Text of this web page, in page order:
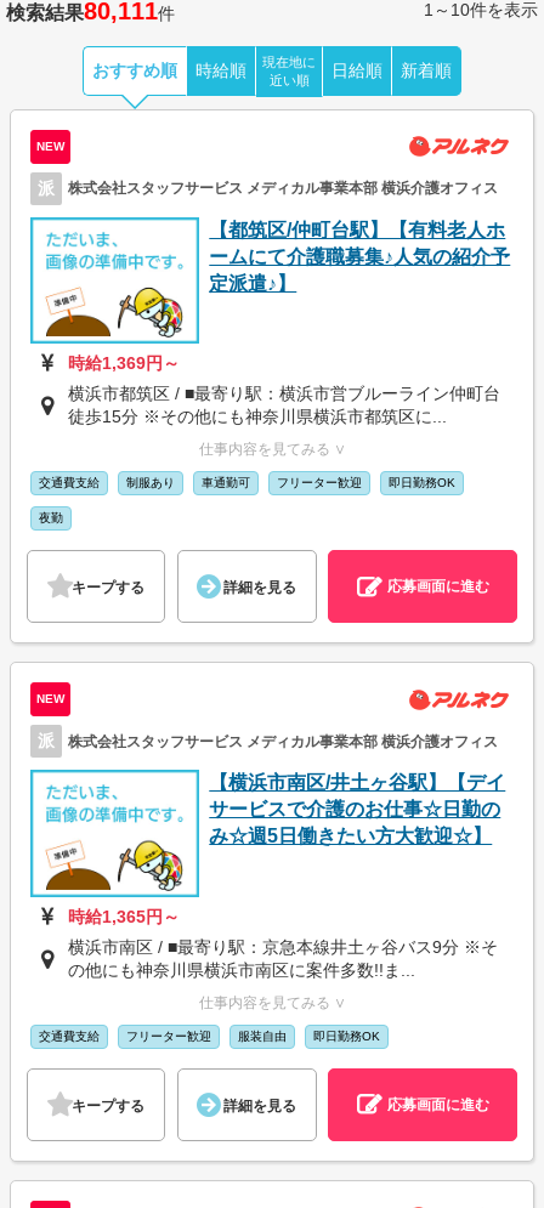
検索結果80,111件 1～10件を表示
おすすめ順 時給順
現在地に
近い順
日給順 新着順
NEW
派 株式会社スタッフサービス メディカル事業本部 横浜介護オフィス
【都筑区/仲町台駅】【有料老人ホ
ームにて介護職募集♪人気の紹介予
定派遣♪】
時給1,369円～
横浜市都筑区 / ■最寄り駅：横浜市営ブルーライン仲町台
徒歩15分 ※その他にも神奈川県横浜市都筑区に...
仕事内容を見てみる ∨
交通費支給 制服あり 車通勤可 フリーター歓迎 即日勤務OK
夜勤
キープする 詳細を見る 応募画面に進む
NEW
派 株式会社スタッフサービス メディカル事業本部 横浜介護オフィス
【横浜市南区/井土ヶ谷駅】【デイ
サービスで介護のお仕事☆日勤の
み☆週5日働きたい方大歓迎☆】
時給1,365円～
横浜市南区 / ■最寄り駅：京急本線井土ヶ谷バス9分 ※そ
の他にも神奈川県横浜市南区に案件多数!!ま...
仕事内容を見てみる ∨
交通費支給 フリーター歓迎 服装自由 即日勤務OK
キープする 詳細を見る 応募画面に進む